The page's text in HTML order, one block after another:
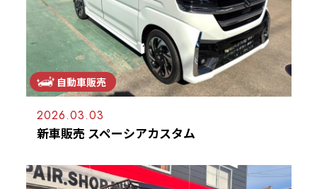
自動車販売
2026.03.03
新車販売 スペーシアカスタム